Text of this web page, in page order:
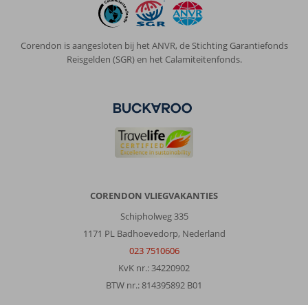
Corendon is aangesloten bij het ANVR, de Stichting Garantiefonds
Reisgelden (SGR) en het Calamiteitenfonds.
CORENDON VLIEGVAKANTIES
Schipholweg 335
1171 PL Badhoevedorp, Nederland
023 7510606
KvK nr.: 34220902
BTW nr.: 814395892 B01